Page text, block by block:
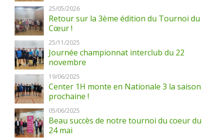
25/05/2026
Retour sur la 3ème édition du Tournoi du
Cœur !
25/11/2025
Journée championnat interclub du 22
novembre
19/06/2025
Center 1H monte en Nationale 3 la saison
prochaine !
05/06/2025
Beau succès de notre tournoi du coeur du
24 mai